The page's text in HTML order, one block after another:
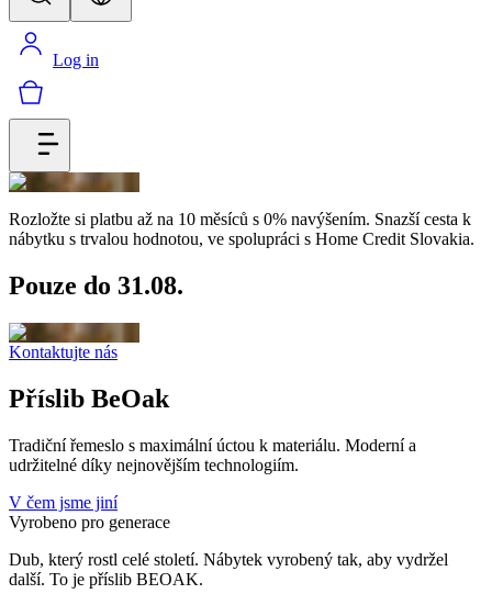
Log in
Rozložte si platbu až na 10 měsíců s 0% navýšením. Snazší cesta k
nábytku s trvalou hodnotou, ve spolupráci s Home Credit Slovakia.
Pouze do 31.08.
Kontaktujte nás
Příslib BeOak
Tradiční řemeslo s maximální úctou k materiálu. Moderní a
udržitelné díky nejnovějším technologiím.
V čem jsme jiní
Vyrobeno pro generace
Dub, který rostl celé století. Nábytek vyrobený tak, aby vydržel
další. To je příslib BEOAK.